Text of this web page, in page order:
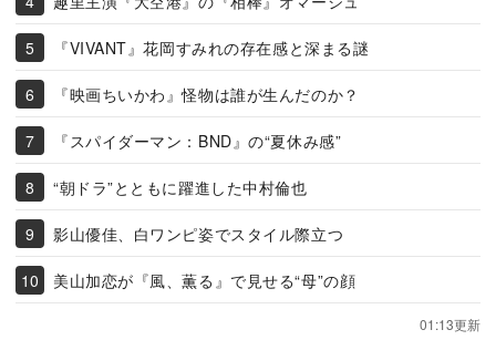
『VIVANT』花岡すみれの存在感と深まる謎
『映画ちいかわ』怪物は誰が生んだのか？
『スパイダーマン：BND』の“夏休み感”
“朝ドラ”とともに躍進した中村倫也
影山優佳、白ワンピ姿でスタイル際立つ
美山加恋が『風、薫る』で見せる“母”の顔
01:13更新